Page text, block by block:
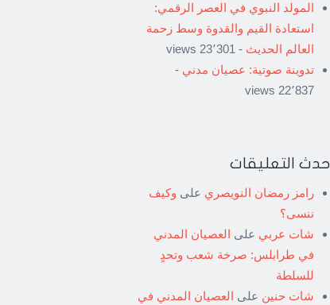
المولد النبوي في العصر الرقمي:
استعادة القيم والقدوة وسط زحمة
العالم الحديث - 23٬301 views
تدوينة صوتية: عصيان مدني -
22٬837 views
أحدث التعليقات
رامز رمضان النويصري على وكيف
ننسى؟
شات عربي على العصيان المدني
في طرابلس: صرخة شعب وتحدٍ
للسلطة
شات حنين على العصيان المدني في